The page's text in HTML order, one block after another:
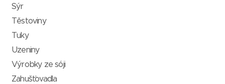
Sýr
Těstoviny
Tuky
Uzeniny
Výrobky ze sóji
Zahušťovadla